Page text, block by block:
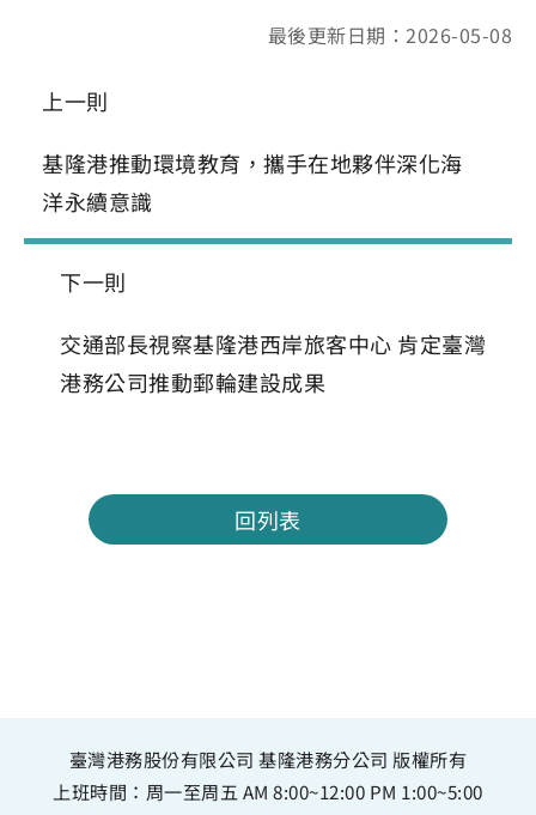
最後更新日期：2026-05-08
上一則
基隆港推動環境教育，攜手在地夥伴深化海
洋永續意識
下一則
交通部長視察基隆港西岸旅客中心 肯定臺灣
港務公司推動郵輪建設成果
回列表
臺灣港務股份有限公司 基隆港務分公司 版權所有
上班時間：周一至周五 AM 8:00~12:00 PM 1:00~5:00